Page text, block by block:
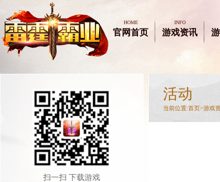
HOME
官网首页
INFO
游戏资讯
扫一扫 下载游戏
活动
当前位置:首页>游戏